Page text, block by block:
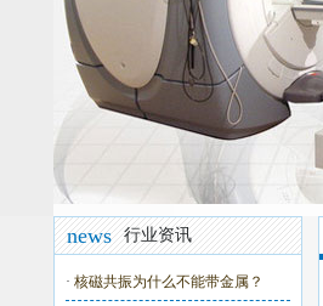
news 行业资讯
· 核磁共振为什么不能带金属？